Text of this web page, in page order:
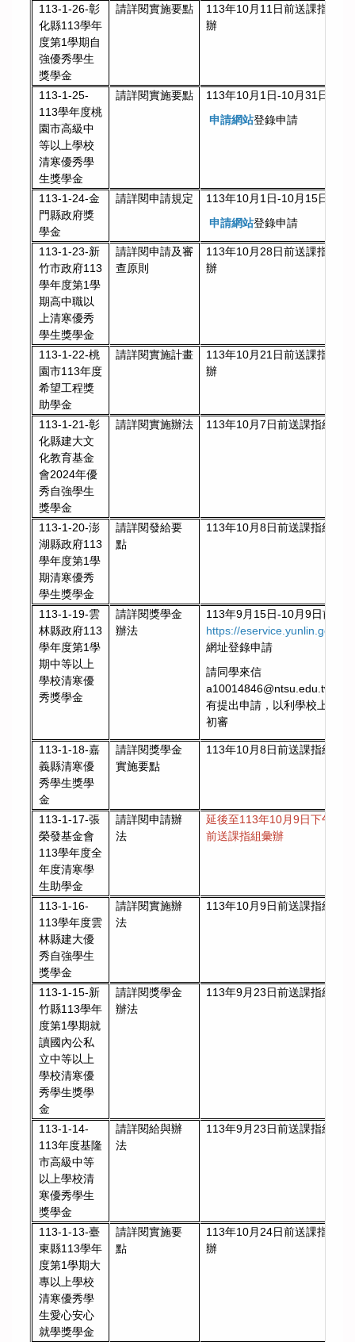
113-1-26-彰
化縣113學年
度第1學期自
強優秀學生
獎學金
請詳閱實施要點
113年10月11日前送課指組彙
辦
113-1-25-
113學年度桃
園市高級中
等以上學校
清寒優秀學
生獎學金
請詳閱實施要點
113年10月1日-10月31日前
申請網站登錄申請
113-1-24-金
門縣政府獎
學金
請詳閱申請規定
113年10月1日-10月15日前
申請網站登錄申請
113-1-23-新
竹市政府113
學年度第1學
期高中職以
上清寒優秀
學生獎學金
請詳閱申請及審
查原則
113年10月28日前送課指組彙
辦
113-1-22-桃
園市113年度
希望工程獎
助學金
請詳閱實施計畫
113年10月21日前送課指組彙
辦
113-1-21-彰
化縣建大文
化教育基金
會2024年優
秀自強學生
獎學金
請詳閱實施辦法 113年10月7日前送課指組彙辦
113-1-20-澎
湖縣政府113
學年度第1學
期清寒優秀
學生獎學金
請詳閱發給要
點
113年10月8日前送課指組彙辦
113-1-19-雲
林縣政府113
學年度第1學
期中等以上
學校清寒優
秀獎學金
請詳閱獎學金
辦法
113年9月15日-10月9日前
https://eservice.yunlin.gov.tw/
網址登錄申請
請同學來信
a10014846@ntsu.edu.tw通知
有提出申請，以利學校上系統
初審
113-1-18-嘉
義縣清寒優
秀學生獎學
金
請詳閱獎學金
實施要點
113年10月8日前送課指組彙辦
113-1-17-張
榮發基金會
113學年度全
年度清寒學
生助學金
請詳閱申請辦
法
延後至113年10月9日下午4點
前送課指組彙辦
113-1-16-
113學年度雲
林縣建大優
秀自強學生
獎學金
請詳閱實施辦
法
113年10月9日前送課指組彙辦
113-1-15-新
竹縣113學年
度第1學期就
讀國內公私
立中等以上
學校清寒優
秀學生獎學
金
請詳閱獎學金
辦法
113年9月23日前送課指組彙辦
113-1-14-
113年度基隆
市高級中等
以上學校清
寒優秀學生
獎學金
請詳閱給與辦
法
113年9月23日前送課指組彙辦
113-1-13-臺
東縣113學年
度第1學期大
專以上學校
清寒優秀學
生愛心安心
就學獎學金
請詳閱實施要
點
113年10月24日前送課指組彙
辦